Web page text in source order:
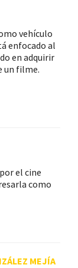
vehículo
enfocado al
en adquirir
un filme.
el cine
como
MEJÍA